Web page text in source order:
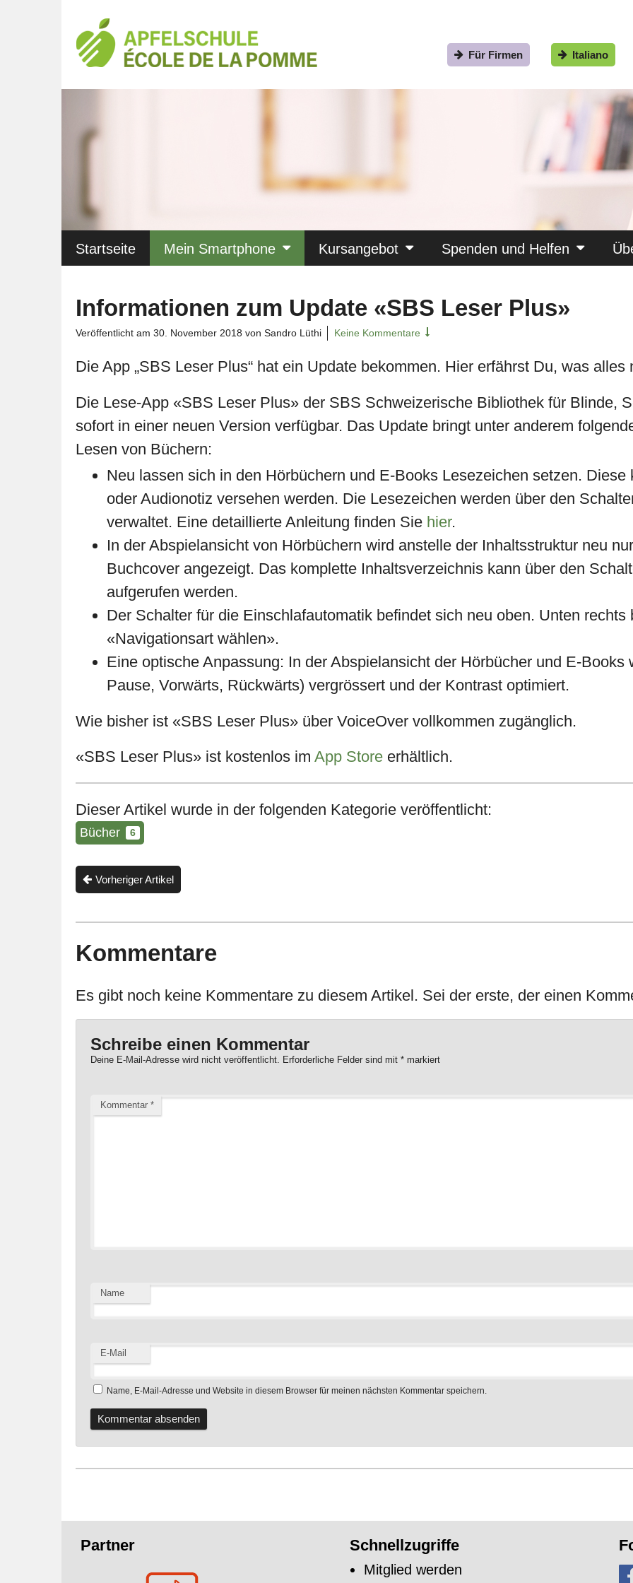
Italiano
Für Firmen
Startseite Mein Smartphone Kursangebot Spenden und Helfen
Informationen zum Update «SBS Leser Plus»
Veröffentlicht am 30. November 2018 von Sandro Lüthi Keine Kommentare
Die App „SBS Leser Plus“ hat ein Update bekommen. Hier erfährst Du, was alles
Die Lese-App «SBS Leser Plus» der SBS Schweizerische Bibliothek für Blinde,
sofort in einer neuen Version verfügbar. Das Update bringt unter anderem
Lesen von Büchern:
Neu lassen sich in den Hörbüchern und E-Books Lesezeichen setzen.
oder Audionotiz versehen werden. Die Lesezeichen werden über den
verwaltet. Eine detaillierte Anleitung finden Sie hier.
In der Abspielansicht von Hörbüchern wird anstelle der Inhaltsstruktur neu
Buchcover angezeigt. Das komplette Inhaltsverzeichnis kann über den
aufgerufen werden.
Der Schalter für die Einschlafautomatik befindet sich neu oben. Unten
«Navigationsart wählen».
Eine optische Anpassung: In der Abspielansicht der Hörbücher und E-Books
Pause, Vorwärts, Rückwärts) vergrössert und der Kontrast optimiert.
Wie bisher ist «SBS Leser Plus» über VoiceOver vollkommen zugänglich.
«SBS Leser Plus» ist kostenlos im App Store erhältlich.
Dieser Artikel wurde in der folgenden Kategorie veröffentlicht:
Bücher 6
Vorheriger Artikel
Kommentare
Es gibt noch keine Kommentare zu diesem Artikel. Sei der erste, der einen
Schreibe einen Kommentar
Deine E-Mail-Adresse wird nicht veröffentlicht. Erforderliche Felder sind mit * markiert
Kommentar *
Name
E-Mail
Name, E-Mail-Adresse und Website in diesem Browser für meinen nächsten Kommentar speichern.
Schnellzugriffe
Mitglied werden
Partner